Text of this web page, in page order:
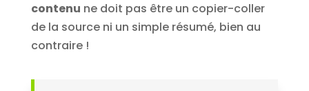
contenu ne doit pas être un copier-coller
de la source ni un simple résumé, bien au
contraire !